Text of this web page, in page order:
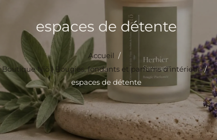
espaces de détente
Accueil /
Boutique Niõ | Bougies, fondants et parfums d’intérieur /
espaces de détente